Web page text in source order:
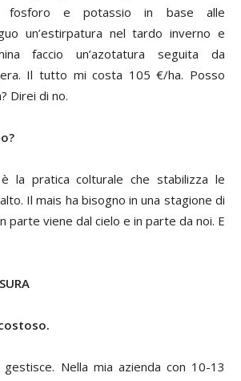
fosforo e potassio in base alle
un’estirpatura nel tardo inverno e
faccio un’azotatura seguita da
Il tutto mi costa 105 €/ha. Posso
Direi di no.
è la pratica colturale che stabilizza le
Il mais ha bisogno in una stagione di
parte viene dal cielo e in parte da noi. E
Nella mia azienda con 10-13